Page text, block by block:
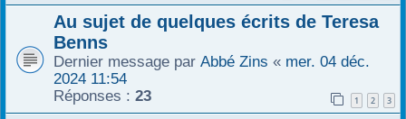
Au sujet de quelques écrits de Teresa
Benns
Dernier message par Abbé Zins « mer. 04 déc.
2024 11:54
Réponses : 23 1 2 3